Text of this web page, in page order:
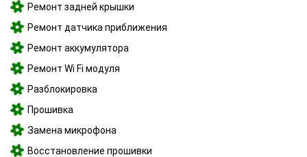
Ремонт задней крышки
Ремонт датчика приближения
Ремонт аккумулятора
Ремонт Wi Fi модуля
Разблокировка
Прошивка
Замена микрофона
Восстановление прошивки